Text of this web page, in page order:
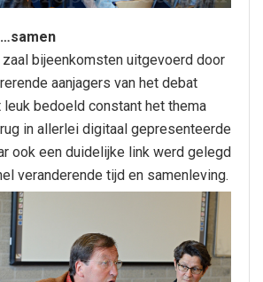
bijeenkomsten uitgevoerd door
aanjagers van het debat
leuk bedoeld constant het thema
in allerlei digitaal gepresenteerde
ook een duidelijke link werd gelegd
veranderende tijd en samenleving.